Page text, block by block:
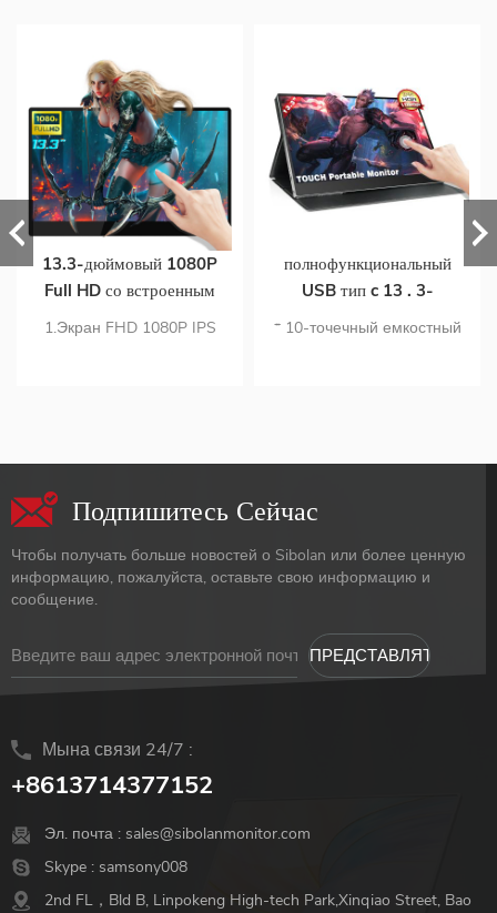
13.3-дюймовый 1080P
Full HD со встроенным
аккумулятором ips дисплей
1.Экран FHD 1080P IPS
меню 3.поддержка
сенсорного экрана в ОС
MAC 4.встроенный
8000 мАч 5.двойной
входной порт USB C и
полнофункциональный
USB тип c 13 . 3-
дюймовый портативный
* 10-точечный емкостный
*Двойной монитор с
HDMI * один тип-c для
питанию * Экран FullHD
Подпишитесь Сейчас
Чтобы получать больше новостей о Sibolan или более ценную
информацию, пожалуйста, оставьте свою информацию и
сообщение.
Мына связи 24/7 :
+8613714377152
Эл. почта : sales@sibolanmonitor.com
Skype : samsony008
2nd FL，Bld B, Linpokeng High-tech Park,Xinqiao Street, Bao